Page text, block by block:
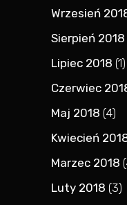
Wrzesień
Sierpień 2018
Lipiec 2018 (1)
Czerwiec
Maj 2018 (4)
Kwiecień
Marzec 2018
Luty 2018 (3)